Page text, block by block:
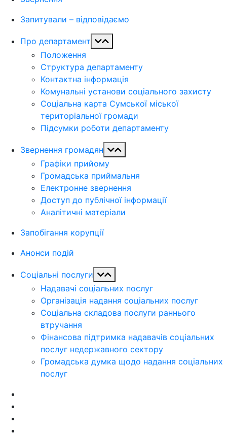
Запитували – відповідаємо
Про департамент
Положення
Структура департаменту
Контактна інформація
Комунальні установи соціального захисту
Соціальна карта Сумської міської
територіальної громади
Підсумки роботи департаменту
Звернення громадян
Графіки прийому
Громадська приймальня
Електронне звернення
Доступ до публічної інформації
Аналітичні матеріали
Запобігання корупції
Анонси подій
Соціальні послуги
Надавачі соціальних послуг
Організація надання соціальних послуг
Соціальна складова послуги раннього
втручання
Фінансова підтримка надавачів соціальних
послуг недержавного сектору
Громадська думка щодо надання соціальних
послуг